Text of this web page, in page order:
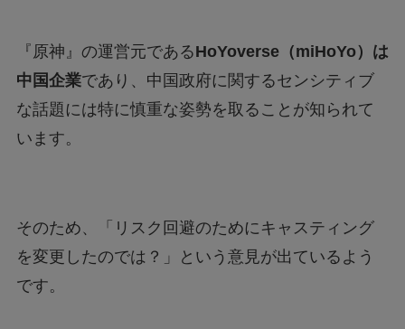
『原神』の運営元であるHoYoverse（miHoYo）は
中国企業であり、中国政府に関するセンシティブ
な話題には特に慎重な姿勢を取ることが知られて
います。
そのため、「リスク回避のためにキャスティング
を変更したのでは？」という意見が出ているよう
です。